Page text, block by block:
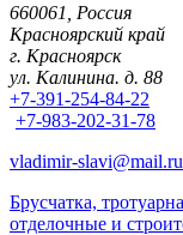
660061, Россия
Красноярский край
г. Красноярск
ул. Калинина. д. 88
+7-391-254-84-22
+7-983-202-31-78
vladimir-slavi@mail.ru
Брусчатка,
отделочные и